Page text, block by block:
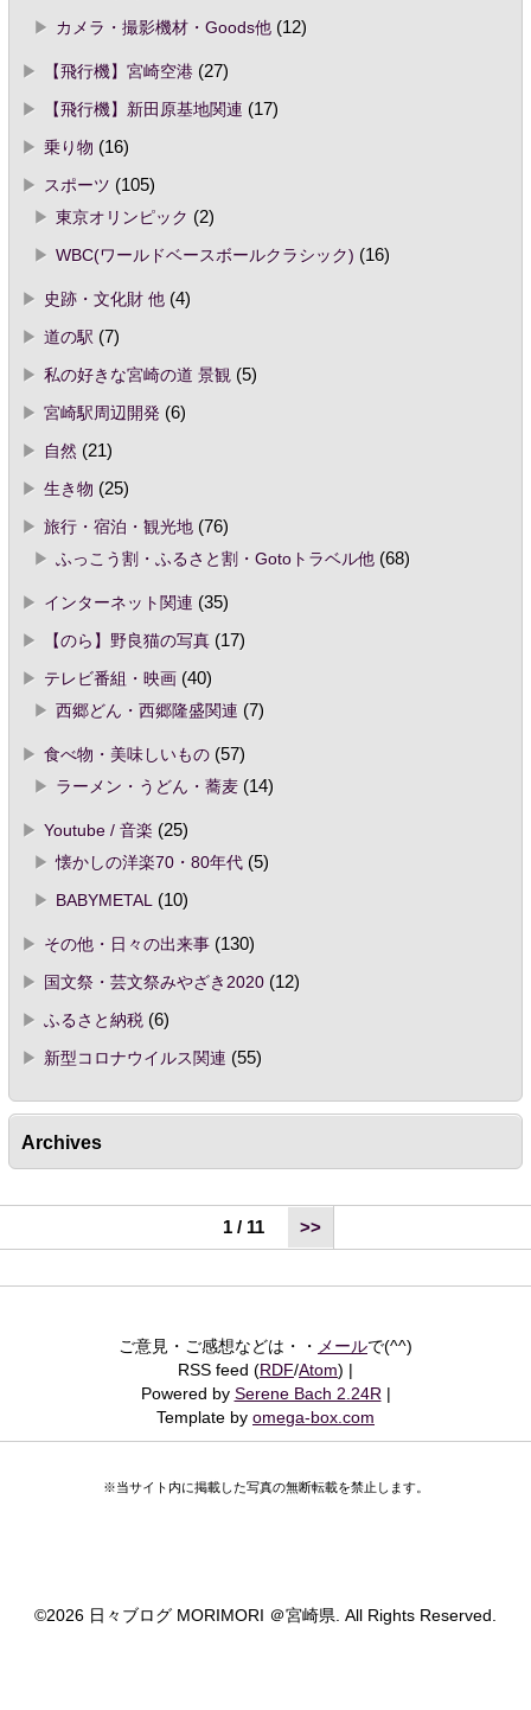
カメラ・撮影機材・Goods他(12)
【飛行機】宮崎空港(27)
【飛行機】新田原基地関連 (17)
乗り物 (16)
スポーツ (105)
東京オリンピック (2)
WBC(ワールドベースボールクラシック) (16)
史跡・文化財 他(4)
道の駅 (7)
私の好きな宮崎の道 景観 (5)
宮崎駅周辺開発(6)
自然 (21)
生き物 (25)
旅行・宿泊・観光地(76)
ふっこう割・ふるさと割・Gotoトラベル他(68)
インターネット関連 (35)
【のら】野良猫の写真(17)
テレビ番組・映画(40)
西郷どん・西郷隆盛関連 (7)
食べ物・美味しいもの(57)
ラーメン・うどん・蕎麦(14)
Youtube / 音楽 (25)
懐かしの洋楽70・80年代(5)
BABYMETAL
(10)
その他・日々の出来事(130)
国文祭・芸文祭みやざき2020(12)
ふるさと納税(6)
新型コロナウイルス関連 (55)
Archives
1 / 11 >>
ご意見・ご感想などは・・ メールで(^^)
RSS feed (RDF/Atom)
Powered by Serene Bach 2.24R
Template by omega-box.com
※当サイト内に掲載した写真の無断転載を禁止します。
©2026 日々ブログ MORIMORI ＠宮崎県. All Rights Reserved.